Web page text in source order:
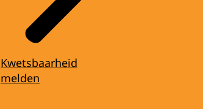
Kwetsbaarheid
melden